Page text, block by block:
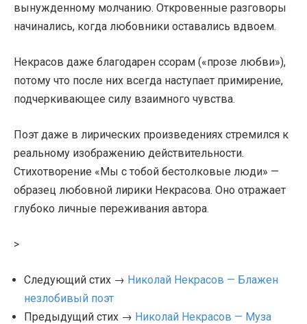
вынужденному молчанию. Откровенные разговоры
начинались, когда любовники оставались вдвоем.
Некрасов даже благодарен ссорам («прозе любви»),
потому что после них всегда наступает примирение,
подчеркивающее силу взаимного чувства.
Поэт даже в лирических произведениях стремился к
реальному изображению действительности.
Стихотворение «Мы с тобой бестолковые люди» —
образец любовной лирики Некрасова. Оно отражает
глубоко личные переживания автора.
>
Следующий стих → Николай Некрасов — Блажен
незлобивый поэт
Предыдущий стих → Николай Некрасов — Муза